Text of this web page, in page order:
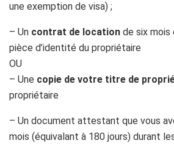
une exemption de visa) ;
– Un contrat de location de six mois
pièce d’identité du propriétaire
OU
– Une copie de votre titre de
propriétaire
– Un document attestant que vous
mois (équivalant à 180 jours) durant